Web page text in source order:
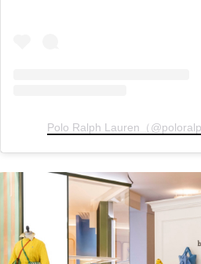
Polo Ralph Lauren（